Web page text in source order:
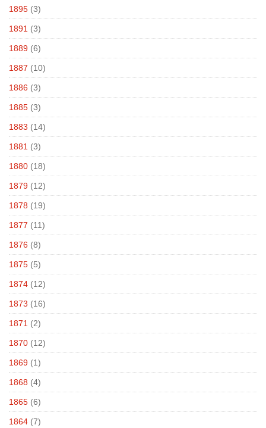
1895 (3)
1891 (3)
1889 (6)
1887 (10)
1886 (3)
1885 (3)
1883 (14)
1881 (3)
1880 (18)
1879 (12)
1878 (19)
1877 (11)
1876 (8)
1875 (5)
1874 (12)
1873 (16)
1871 (2)
1870 (12)
1869 (1)
1868 (4)
1865 (6)
1864 (7)